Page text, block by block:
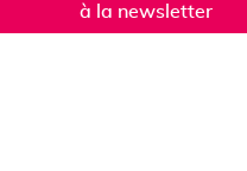
à la newsletter